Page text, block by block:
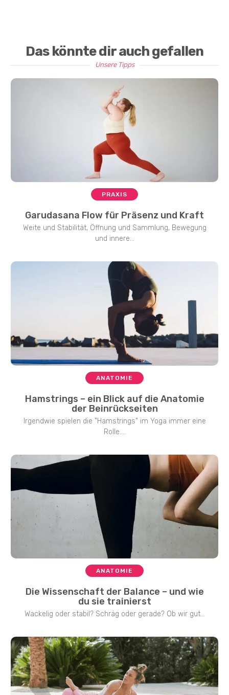
Das könnte dir auch gefallen
Unsere Tipps
PRAXIS
Garudasana Flow für Präsenz und Kraft
Weite und Stabilität, Öffnung und Sammlung, Bewegung
und innere...
ANATOMIE
Hamstrings – ein Blick auf die Anatomie
der Beinrückseiten
Irgendwie spielen die "Hamstrings" im Yoga immer eine
Rolle....
ANATOMIE
Die Wissenschaft der Balance – und wie
du sie trainierst
Wackelig oder stabil? Schräg oder gerade? Ob wir gut...